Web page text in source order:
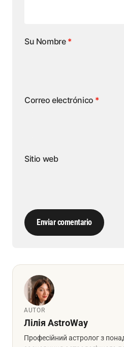
Su Nombre *
Correo electrónico *
Sitio web
Enviar comentario
AUTOR
Лілія AstroWay
Професійний астролог з